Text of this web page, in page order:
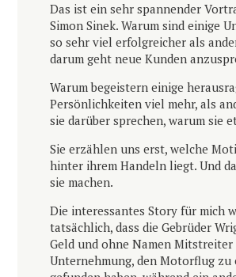
Das ist ein sehr spannender
Simon Sinek. Warum sind einige
so sehr viel erfolgreicher als
darum geht neue Kunden
Warum begeistern einige
Persönlichkeiten viel mehr, als
sie darüber sprechen, warum sie
Sie erzählen uns erst, welche
hinter ihrem Handeln liegt. Und
sie machen.
Die interessantes Story für mich
tatsächlich, dass die Gebrüder
Geld und ohne Namen
Unternehmung, den Motorflug zu